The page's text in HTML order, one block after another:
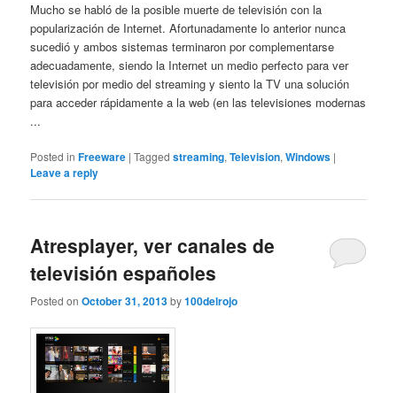
Mucho se habló de la posible muerte de televisión con la
popularización de Internet. Afortunadamente lo anterior nunca
sucedió y ambos sistemas terminaron por complementarse
adecuadamente, siendo la Internet un medio perfecto para ver
televisión por medio del streaming y siento la TV una solución
para acceder rápidamente a la web (en las televisiones modernas
...
Posted in Freeware |Tagged streaming,Television,Windows |
Leave a reply
Atresplayer, ver canales de
televisión españoles
Posted onOctober 31, 2013by100delrojo